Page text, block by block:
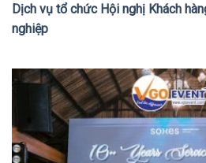
Dịch vụ tổ chức Hội nghị Khách
nghiệp